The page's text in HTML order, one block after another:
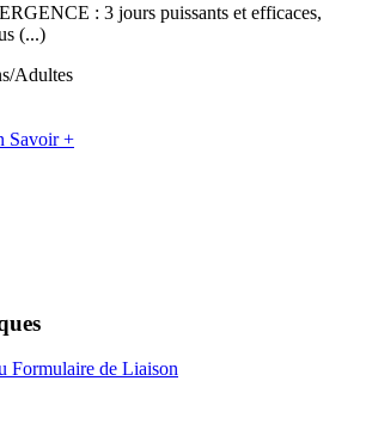
: 3 jours puissants et efficaces,
(...)
Adultes
Savoir +
Formulaire de Liaison